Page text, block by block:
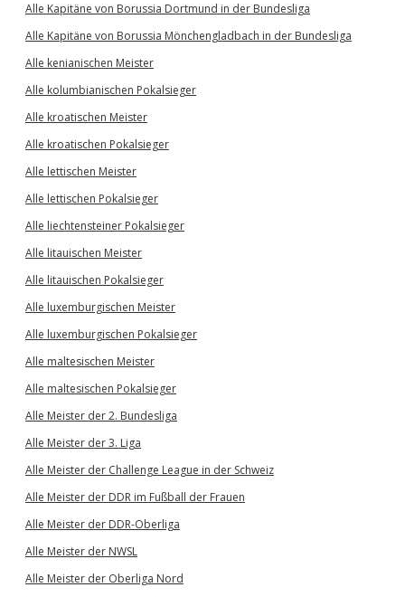
Alle Kapitäne von Borussia Dortmund in der Bundesliga
Alle Kapitäne von Borussia Mönchengladbach in der Bundesliga
Alle kenianischen Meister
Alle kolumbianischen Pokalsieger
Alle kroatischen Meister
Alle kroatischen Pokalsieger
Alle lettischen Meister
Alle lettischen Pokalsieger
Alle liechtensteiner Pokalsieger
Alle litauischen Meister
Alle litauischen Pokalsieger
Alle luxemburgischen Meister
Alle luxemburgischen Pokalsieger
Alle maltesischen Meister
Alle maltesischen Pokalsieger
Alle Meister der 2. Bundesliga
Alle Meister der 3. Liga
Alle Meister der Challenge League in der Schweiz
Alle Meister der DDR im Fußball der Frauen
Alle Meister der DDR-Oberliga
Alle Meister der NWSL
Alle Meister der Oberliga Nord